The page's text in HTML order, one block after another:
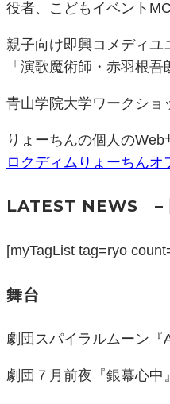
役者、こどもイベント
親子向け即興コメディユ
「演歌魔術師・赤羽根
青山学院大学ワークショ
りょーちんの個人の
ロクディムりょーちんオ
LATEST NEWS –
[myTagList tag=ryo
舞台
劇団スパイラルムーン『
劇団７月前夜『銀幕心中』